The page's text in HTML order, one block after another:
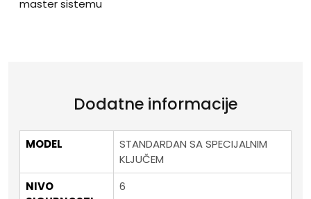
master sistemu
Dodatne informacije
MODEL
STANDARDAN SA SPECIJALNIM
KLJUČEM
NIVO
6